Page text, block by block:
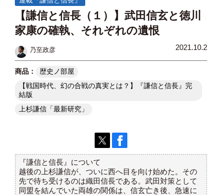
【謙信と信長（１）】武田信玄と徳川
家康の確執、それぞれの遺恨
乃至政彦 2021.10.2
歴史ノ部屋
【戦国時代、幻の合戦の真実とは？】『謙信と信長』完
結版
上杉謙信「最新研究」
『謙信と信長』について
越後の上杉謙信が、ついに西へ目を向け始めた。その
先で待ち受けるのは織田信長である。武田対策として
同盟を結んでいた両雄の関係は、信玄亡き後、急速に